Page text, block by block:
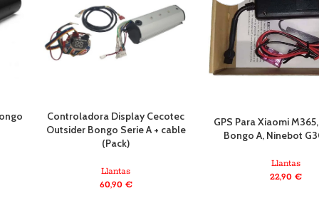
Controladora Display Cecotec
Outsider Bongo Serie A + cable
(Pack)
Llantas
60,90 €
GPS Para Xiaomi
Bongo A, Ninebot
Llantas
22,90 €